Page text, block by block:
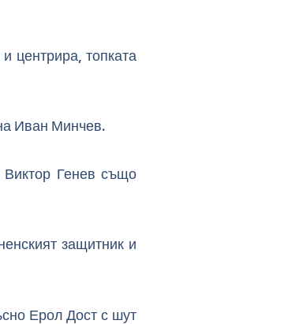
центрира, топката
Иван Минчев.
Виктор Генев също
защитник и
Ерол Дост с шут